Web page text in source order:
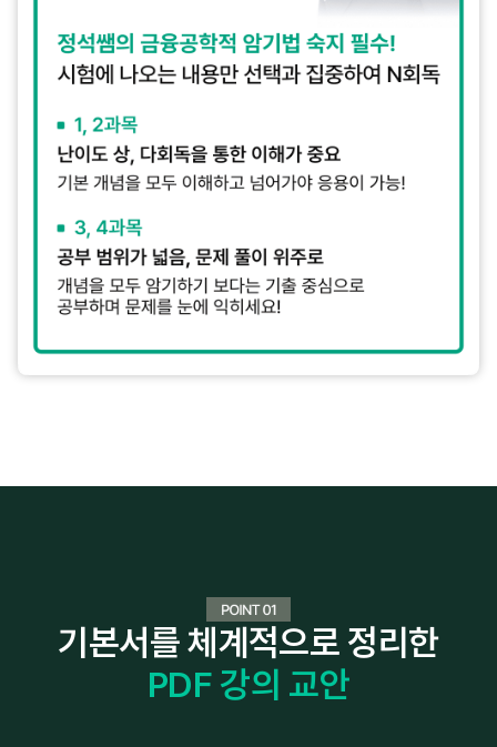
기본서를 체계적으로 정리한
PDF 강의 교안